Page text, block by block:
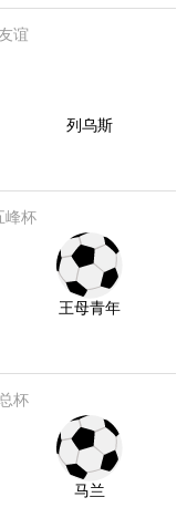
谊
列乌斯
峰杯
王母青年
杯
马兰